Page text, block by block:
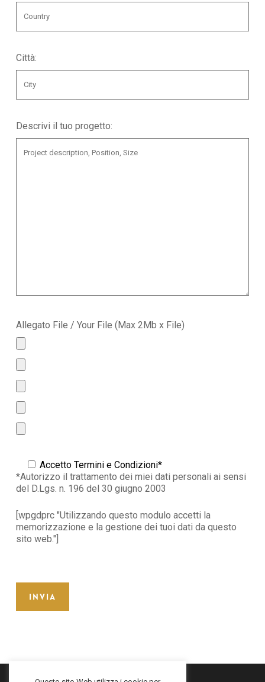
Città:
Descrivi il tuo progetto:
Allegato File / Your File (Max 2Mb x File)
Accetto Termini e Condizioni*
*Autorizzo il trattamento dei miei dati personali ai sensi
del D.Lgs. n. 196 del 30 giugno 2003
[wpgdprc "Utilizzando questo modulo accetti la
memorizzazione e la gestione dei tuoi dati da questo
sito web."]